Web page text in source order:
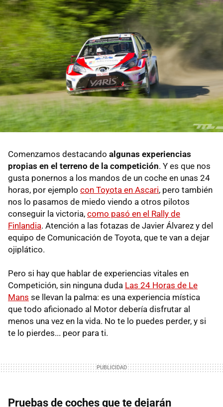
Comenzamos destacando algunas experiencias
propias en el terreno de la competición. Y es que nos
gusta ponernos a los mandos de un coche en unas 24
horas, por ejemplo con Toyota en Ascari, pero también
nos lo pasamos de miedo viendo a otros pilotos
conseguir la victoria, como pasó en el Rally de
Finlandia. Atención a las fotazas de Javier Álvarez y del
equipo de Comunicación de Toyota, que te van a dejar
ojiplático.
Pero si hay que hablar de experiencias vitales en
Competición, sin ninguna duda Las 24 Horas de Le
Mans se llevan la palma: es una experiencia mística
que todo aficionado al Motor debería disfrutar al
menos una vez en la vida. No te lo puedes perder, y si
te lo pierdes... peor para ti.
Pruebas de coches que te dejarán